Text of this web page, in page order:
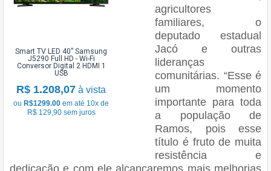
Smart TV LED 40” Samsung
J5290 Full HD - Wi-Fi
Conversor Digital 2 HDMI 1
USB
R$ 1.208,07 à vista
ou R$1299.00 em até 10x de
R$ 129,90 sem juros
agricultores
familiares, o
deputado estadual
Jacó e outras
lideranças
comunitárias. “Esse é
um momento
importante para toda
a população de
Ramos, pois esse
título é fruto de muita
resistência e